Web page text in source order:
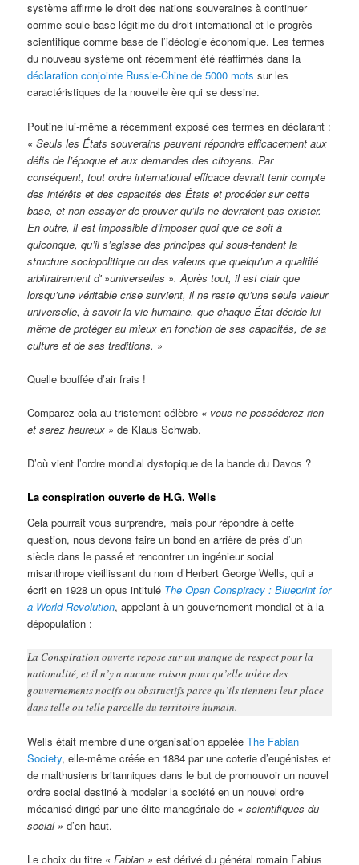
système affirme le droit des nations souveraines à continuer
comme seule base légitime du droit international et le progrès
scientifique comme base de l’idéologie économique. Les termes
du nouveau système ont récemment été réaffirmés dans la
déclaration conjointe Russie-Chine de 5000 mots sur les
caractéristiques de la nouvelle ère qui se dessine.
Poutine lui-même a récemment exposé ces termes en déclarant :
« Seuls les États souverains peuvent répondre efficacement aux
défis de l’époque et aux demandes des citoyens. Par
conséquent, tout ordre international efficace devrait tenir compte
des intérêts et des capacités des États et procéder sur cette
base, et non essayer de prouver qu’ils ne devraient pas exister.
En outre, il est impossible d’imposer quoi que ce soit à
quiconque, qu’il s’agisse des principes qui sous-tendent la
structure sociopolitique ou des valeurs que quelqu’un a qualifié
arbitrairement d' »universelles ». Après tout, il est clair que
lorsqu’une véritable crise survient, il ne reste qu’une seule valeur
universelle, à savoir la vie humaine, que chaque État décide lui-
même de protéger au mieux en fonction de ses capacités, de sa
culture et de ses traditions. »
Quelle bouffée d’air frais !
Comparez cela au tristement célèbre « vous ne posséderez rien
et serez heureux » de Klaus Schwab.
D’où vient l’ordre mondial dystopique de la bande du Davos ?
La conspiration ouverte de H.G. Wells
Cela pourrait vous surprendre, mais pour répondre à cette
question, nous devons faire un bond en arrière de près d’un
siècle dans le passé et rencontrer un ingénieur social
misanthrope vieillissant du nom d’Herbert George Wells, qui a
écrit en 1928 un opus intitulé The Open Conspiracy : Blueprint for
a World Revolution, appelant à un gouvernement mondial et à la
dépopulation :
La Conspiration ouverte repose sur un manque de respect pour la
nationalité, et il n’y a aucune raison pour qu’elle tolère des
gouvernements nocifs ou obstructifs parce qu’ils tiennent leur place
dans telle ou telle parcelle du territoire humain.
Wells était membre d’une organisation appeléeThe Fabian
Society, elle-même créée en 1884 par une coterie d’eugénistes et
de malthusiens britanniques dans le but de promouvoir un nouvel
ordre social destiné à modeler la société en un nouvel ordre
mécanisé dirigé par une élite managériale de « scientifiques du
social » d’en haut.
Le choix du titre « Fabian » est dérivé du général romain Fabius